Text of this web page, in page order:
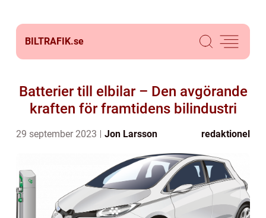
BILTRAFIK.se
Batterier till elbilar – Den avgörande
kraften för framtidens bilindustri
29 september 2023 Jon Larsson redaktionel